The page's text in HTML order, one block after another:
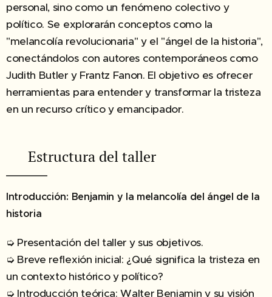
personal, sino como un fenómeno colectivo y
político. Se explorarán conceptos como la
"melancolía revolucionaria" y el "ángel de la historia",
conectándolos con autores contemporáneos como
Judith Butler y Frantz Fanon. El objetivo es ofrecer
herramientas para entender y transformar la tristeza
en un recurso crítico y emancipador.
✔︎ Estructura del taller
Introducción: Benjamin y la melancolía del ángel de la
historia
➭ Presentación del taller y sus objetivos.
➭ Breve reflexión inicial: ¿Qué significa la tristeza en
un contexto histórico y político?
➭ Introducción teórica: Walter Benjamin y su visión